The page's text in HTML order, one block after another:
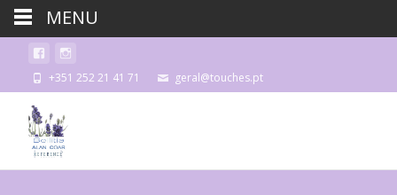
+351 252 21 41 71 geral@touches.pt
MENU